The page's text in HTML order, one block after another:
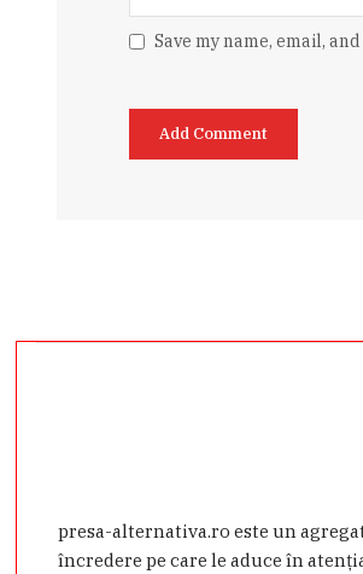
Save my name, email,
presa-alternativa.ro este un
încredere pe care le aduce în